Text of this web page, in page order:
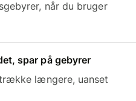
når du bruger
spar på gebyrer
længere, uanset